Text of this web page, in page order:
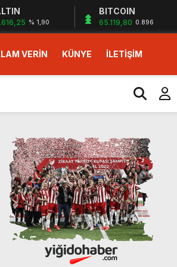
% 1,90
BITCOIN
65.119,80 0.896
VERİN KÜNYE İLETİŞİM